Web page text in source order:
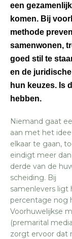
een
komen. Bij
methode
samenwonen,
goed stil te
en de
hun keuzes. Is
hebben.
Niemand gaat
aan met het
elkaar te gaan,
eindigt meer
derde van de
scheiding. Bij
samenlevers ligt
percentage nog
Voorhuwelijkse
(premarital
zorgt ervoor dat